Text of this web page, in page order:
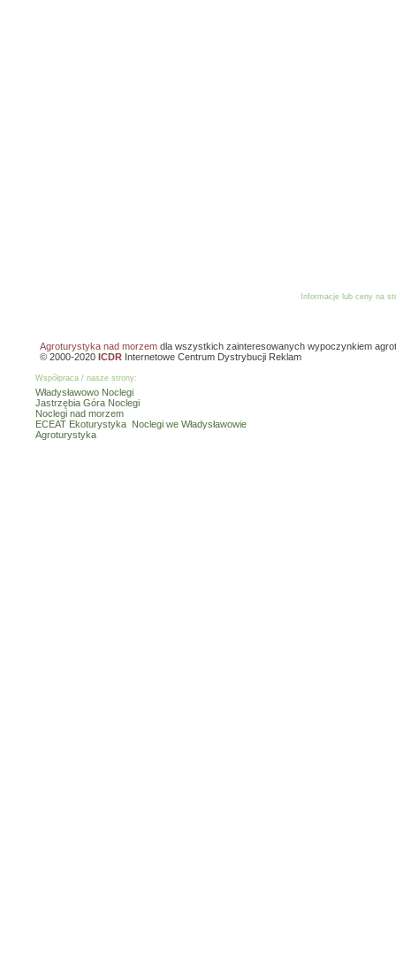
Informacje lub ceny na
Agroturystyka nad morzem dla wszystkich zainteresowanych wypoczynkiem
© 2000-2020 ICDR Internetowe Centrum Dystrybucji Reklam
Współpraca / nasze strony:
Władysławowo Noclegi
Jastrzębia Góra Noclegi
Noclegi nad morzem
ECEAT Ekoturystyka Noclegi we Władysławowie
Agroturystyka